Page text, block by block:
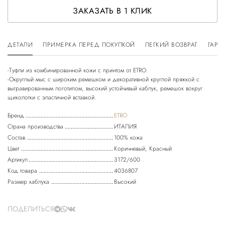
ЗАКАЗАТЬ В 1 КЛИК
ДЕТАЛИ ПРИМЕРКА ПЕРЕД ПОКУПКОЙ ЛЕГКИЙ ВОЗВРАТ
-Туфли из комбинированной кожи с принтом от ETRO.
-Округлый мыс с широким ремешком и декоративной круглой пряжкой с
выгравированным логотипом, высокий устойчивый каблук, ремешок вокруг
щиколотки с эластичной вставкой.
Бренд
ETRO
Страна производства
ИТАЛИЯ
Состав
100% кожа
Цвет
Коричневый, Красный
Артикул
3172/600
Код товара
4036807
Размер каблука
Высокий
ПОДЕЛИТЬСЯ